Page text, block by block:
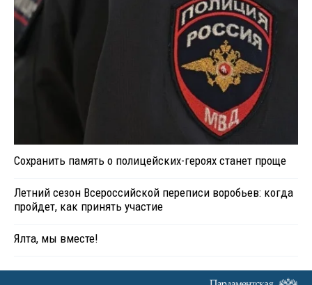
Сохранить память о полицейских-героях станет проще
Летний сезон Всероссийской переписи воробьев: когда
пройдет, как принять участие
Ялта, мы вместе!